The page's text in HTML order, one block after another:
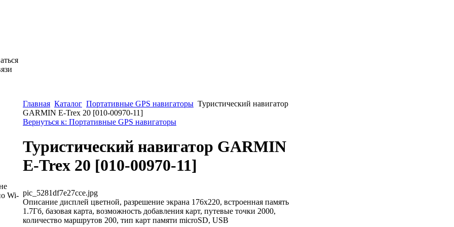
Wi-
Главная Каталог Портативные GPS навигаторы Туристический навигатор
GARMIN E-Trex 20 [010-00970-11]
Вернуться к: Портативные GPS навигаторы
Туристический навигатор GARMIN
E-Trex 20 [010-00970-11]
pic_5281df7e27cce.jpg
Описание дисплей цветной, разрешение экрана 176х220, встроенная память
1.7Гб, базовая карта, возможность добавления карт, путевые точки 2000,
количество маршрутов 200, тип карт памяти microSD, USB